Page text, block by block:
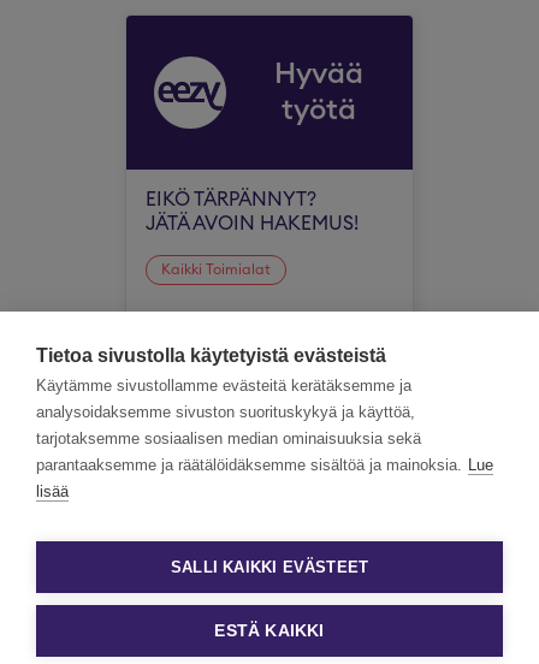
Hyvää
työtä
EIKÖ TÄRPÄNNYT?
JÄTÄ AVOIN HAKEMUS!
Kaikki Toimialat
Koko Suomi
Tietoa sivustolla käytetyistä evästeistä
Käytämme sivustollamme evästeitä kerätäksemme ja
analysoidaksemme sivuston suorituskykyä ja käyttöä,
tarjotaksemme sosiaalisen median ominaisuuksia sekä
parantaaksemme ja räätälöidäksemme sisältöä ja mainoksia. Lue
lisää
SALLI KAIKKI EVÄSTEET
ESTÄ KAIKKI